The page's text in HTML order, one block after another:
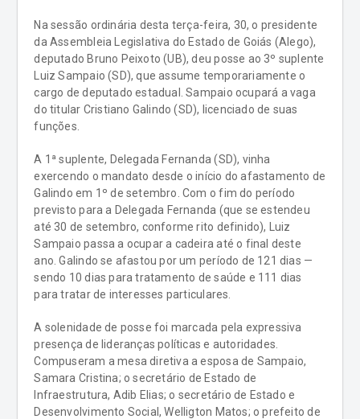
Na sessão ordinária desta terça-feira, 30, o presidente
da Assembleia Legislativa do Estado de Goiás (Alego),
deputado Bruno Peixoto (UB), deu posse ao 3º suplente
Luiz Sampaio (SD), que assume temporariamente o
cargo de deputado estadual. Sampaio ocupará a vaga
do titular Cristiano Galindo (SD), licenciado de suas
funções.
A 1ª suplente, Delegada Fernanda (SD), vinha
exercendo o mandato desde o início do afastamento de
Galindo em 1º de setembro. Com o fim do período
previsto para a Delegada Fernanda (que se estendeu
até 30 de setembro, conforme rito definido), Luiz
Sampaio passa a ocupar a cadeira até o final deste
ano. Galindo se afastou por um período de 121 dias —
sendo 10 dias para tratamento de saúde e 111 dias
para tratar de interesses particulares.
A solenidade de posse foi marcada pela expressiva
presença de lideranças políticas e autoridades.
Compuseram a mesa diretiva a esposa de Sampaio,
Samara Cristina; o secretário de Estado de
Infraestrutura, Adib Elias; o secretário de Estado e
Desenvolvimento Social, Welligton Matos; o prefeito de